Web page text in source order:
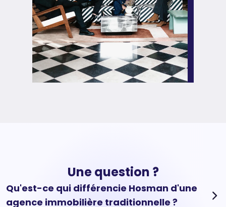
Une question ?
Qu'est-ce qui différencie Hosman d'une
agence immobilière traditionnelle ?